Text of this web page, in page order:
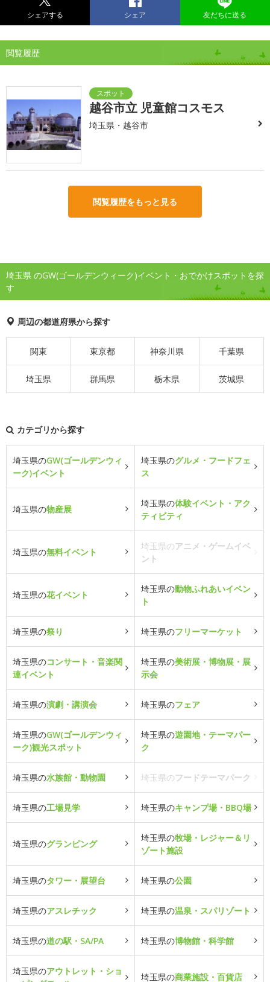
シェアする シェア 友だちに送る
閲覧履歴
越谷市立 児童館コスモス
埼玉県・越谷市
閲覧履歴をもっと見る
埼玉県 のGW(ゴールデンウィーク)イベント・おでかけスポットを探
す
周辺の都道府県から探す
関東 東京都 神奈川県 千葉県
埼玉県 群馬県 栃木県 茨城県
カテゴリから探す
埼玉県のGW(ゴールデンウィ
ーク)イベント
埼玉県のグルメ・フードフェ
ス
埼玉県の物産展
埼玉県の体験イベント・アク
ティビティ
埼玉県の無料イベント
埼玉県のアニメ・ゲームイベ
ント
埼玉県の花イベント
埼玉県の動物ふれあいイベン
ト
埼玉県の祭り 埼玉県のフリーマーケット
埼玉県のコンサート・音楽関
連イベント
埼玉県の美術展・博物展・展
示会
埼玉県の演劇・講演会 埼玉県のフェア
埼玉県のGW(ゴールデンウィ
ーク)観光スポット
埼玉県の遊園地・テーマパー
ク
埼玉県の水族館・動物園 埼玉県のフードテーマパーク
埼玉県の工場見学 埼玉県のキャンプ場・BBQ場
埼玉県のグランピング
埼玉県の牧場・レジャー＆リ
ゾート施設
埼玉県のタワー・展望台 埼玉県の公園
埼玉県のアスレチック 埼玉県の温泉・スパリゾート
埼玉県の道の駅・SA/PA 埼玉県の博物館・科学館
埼玉県のアウトレット・ショ
埼玉県の商業施設・百貨店